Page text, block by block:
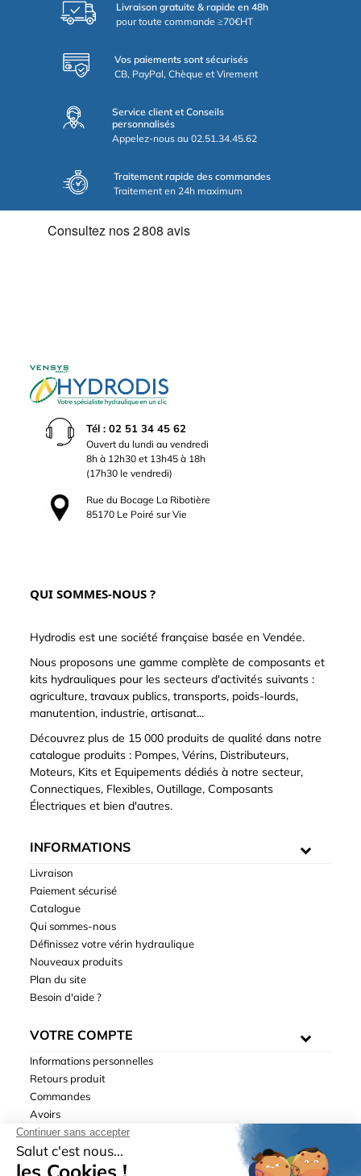
Livraison gratuite & rapide en 48h
pour toute commande ≥70€HT
Vos paiements sont sécurisés
CB, PayPal, Chèque et Virement
Service client et Conseils
personnalisés
Appelez-nous au 02.51.34.45.62
Traitement rapide des commandes
Traitement en 24h maximum
Tél : 02 51 34 45 62
Ouvert du lundi au vendredi
8h à 12h30 et 13h45 à 18h
(17h30 le vendredi)
Rue du Bocage La Ribotière
85170 Le Poiré sur Vie
QUI SOMMES-NOUS ?
Hydrodis est une société française basée en Vendée.
Nous proposons une gamme complète de composants et
kits hydrauliques pour les secteurs d'activités suivants :
agriculture, travaux publics, transports, poids-lourds,
manutention, industrie, artisanat...
Découvrez plus de 15 000 produits de qualité dans notre
catalogue produits : Pompes, Vérins, Distributeurs,
Moteurs, Kits et Equipements dédiés à notre secteur,
Connectiques, Flexibles, Outillage, Composants
Électriques et bien d'autres.
INFORMATIONS
Livraison
Paiement sécurisé
Catalogue
Qui sommes-nous
Définissez votre vérin hydraulique
Nouveaux produits
Plan du site
Besoin d'aide ?
VOTRE COMPTE
Informations personnelles
Retours produit
Commandes
Avoirs
Adresses
Bons de réduction